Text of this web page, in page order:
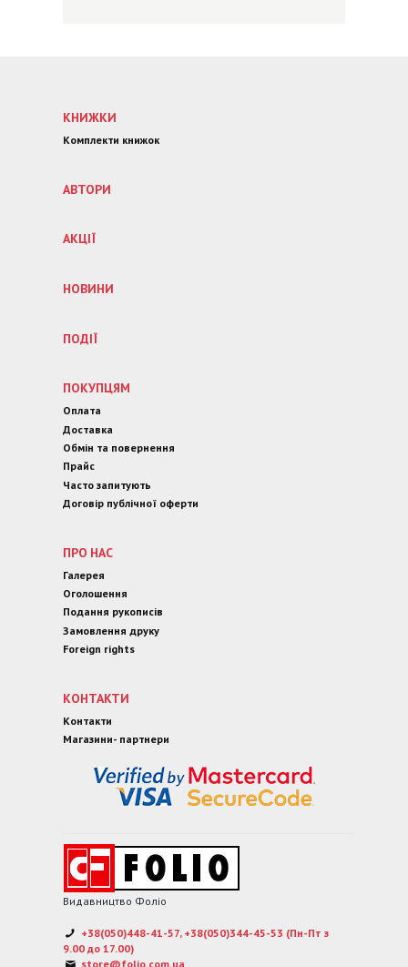
КНИЖКИ
Комплекти книжок
АВТОРИ
АКЦІЇ
НОВИНИ
ПОДІЇ
ПОКУПЦЯМ
Оплата
Доставка
Обмін та повернення
Прайс
Часто запитують
Договір публічної оферти
ПРО НАС
Галерея
Оголошення
Подання рукописів
Замовлення друку
Foreign rights
КОНТАКТИ
Контакти
Магазини- партнери
Видавництво Фоліо
+38(050)448-41-57, +38(050)344-45-53 (Пн-Пт з
9.00 до 17.00)
store@folio.com.ua